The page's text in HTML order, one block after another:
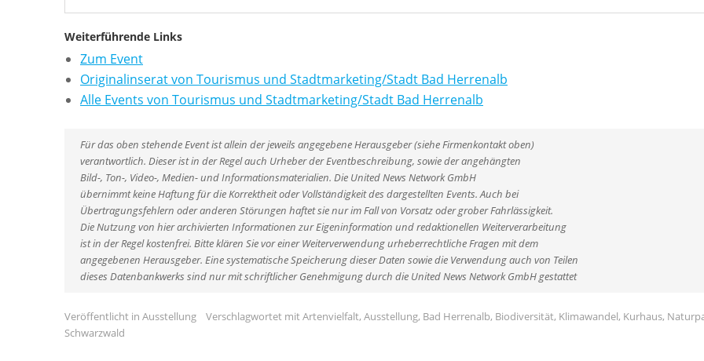
Weiterführende Links
Zum Event
Originalinserat von Tourismus und Stadtmarketing/Stadt Bad Herrenalb
Alle Events von Tourismus und Stadtmarketing/Stadt Bad Herrenalb
Für das oben stehende Event ist allein der jeweils angegebene Herausgeber (siehe Firmenkontakt oben)
verantwortlich. Dieser ist in der Regel auch Urheber der Eventbeschreibung, sowie der angehängten
Bild-, Ton-, Video-, Medien- und Informationsmaterialien. Die United News Network GmbH
übernimmt keine Haftung für die Korrektheit oder Vollständigkeit des dargestellten Events. Auch bei
Übertragungsfehlern oder anderen Störungen haftet sie nur im Fall von Vorsatz oder grober Fahrlässigkeit.
Die Nutzung von hier archivierten Informationen zur Eigeninformation und redaktionellen Weiterverarbeitung
ist in der Regel kostenfrei. Bitte klären Sie vor einer Weiterverwendung urheberrechtliche Fragen mit dem
angegebenen Herausgeber. Eine systematische Speicherung dieser Daten sowie die Verwendung auch von Teilen
dieses Datenbankwerks sind nur mit schriftlicher Genehmigung durch die United News Network GmbH gestattet
Veröffentlicht in Ausstellung Verschlagwortet mitArtenvielfalt, Ausstellung, Bad Herrenalb, Biodiversität, Klimawandel, Kurhaus,
Schwarzwald